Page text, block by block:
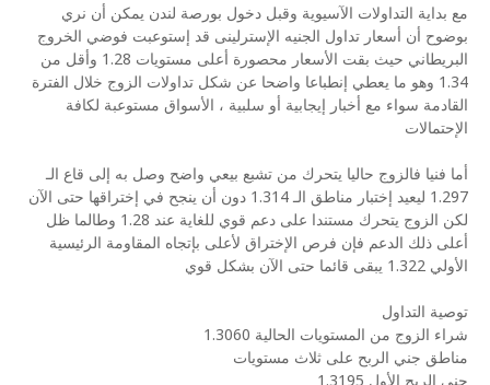
مع بداية التداولات الآسيوية وقبل دخول بورصة لندن يمكن أن نري
بوضوح أن أسعار تداول الجنيه الإسترلينى قد إستوعبت فوضي الخروج
البريطاني حيث بقت الأسعار محصورة أعلى مستويات 1.28 وأقل من
1.34 وهو ما يعطي إنطباعا واضحا عن شكل تداولات الزوج خلال الفترة
القادمة سواء مع أخبار إيجابية أو سلبية ، الأسواق مستوعبة لكافة
الإحتمالات
أما فنيا فالزوج حاليا يتحرك من تشبع بيعي واضح وصل به إلى قاع الـ
1.297 ليعيد إختبار مناطق الـ 1.314 دون أن ينجح في إختراقها حتى الآن
لكن الزوج يتحرك مستندا على دعم قوي للغاية عند 1.28 وطالما ظل
أعلى ذلك الدعم فإن فرص الإختراق لأعلى بإتجاه المقاومة الرئيسية
الأولي 1.322 يبقى قائما حتى الآن بشكل قوي
توصية التداول
شراء الزوج من المستويات الحالية 1.3060
مناطق جني الربح على ثلاث مستويات
جني الربح الأول 1.3195